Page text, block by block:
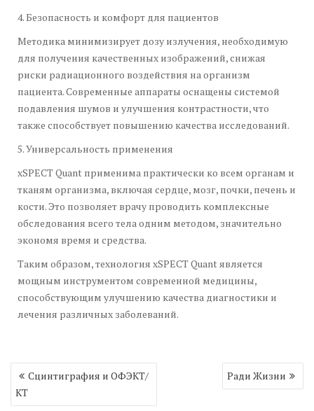
4. Безопасность и комфорт для пациентов
Методика минимизирует дозу излучения, необходимую
для получения качественных изображений, снижая
риски радиационного воздействия на организм
пациента. Современные аппараты оснащены системой
подавления шумов и улучшения контрастности, что
также способствует повышению качества исследований.
5. Универсальность применения
xSPECT Quant применима практически ко всем органам и
тканям организма, включая сердце, мозг, почки, печень и
кости. Это позволяет врачу проводить комплексные
обследования всего тела одним методом, значительно
экономя время и средства.
Таким образом, технология xSPECT Quant является
мощным инструментом современной медицины,
способствующим улучшению качества диагностики и
лечения различных заболеваний.
Навигация
по
записям
Сцинтиграфия и ОФЭКТ/
КТ
Ради Жизни